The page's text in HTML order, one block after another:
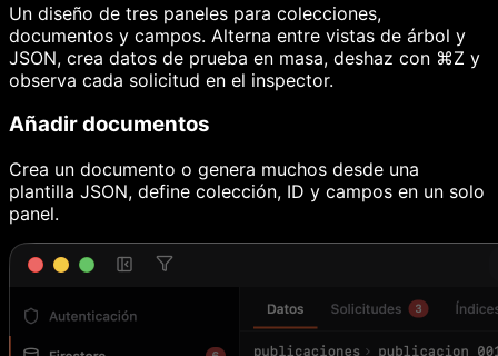
Un diseño de tres paneles para colecciones,
documentos y campos. Alterna entre vistas de árbol y
JSON, crea datos de prueba en masa, deshaz con ⌘Z y
observa cada solicitud en el inspector.
Añadir documentos
Crea un documento o genera muchos desde una
plantilla JSON, define colección, ID y campos en un solo
panel.